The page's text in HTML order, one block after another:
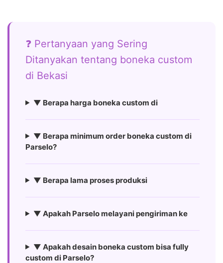
❓ Pertanyaan yang Sering
Ditanyakan tentang boneka custom
di Bekasi
▼ Berapa harga boneka custom di
▼ Berapa minimum order boneka custom di
Parselo?
▼ Berapa lama proses produksi
▼ Apakah Parselo melayani pengiriman ke
▼ Apakah desain boneka custom bisa fully
custom di Parselo?